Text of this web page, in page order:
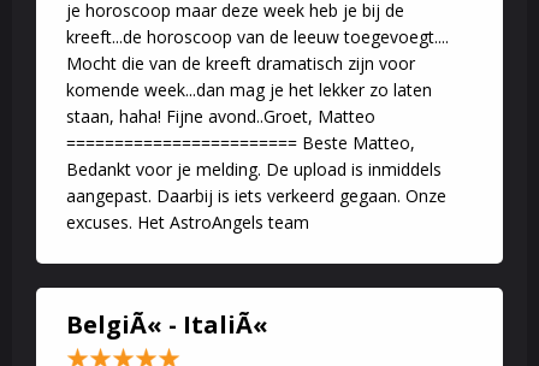
je horoscoop maar deze week heb je bij de
kreeft...de horoscoop van de leeuw toegevoegt....
Mocht die van de kreeft dramatisch zijn voor
komende week...dan mag je het lekker zo laten
staan, haha! Fijne avond..Groet, Matteo
======================== Beste Matteo,
Bedankt voor je melding. De upload is inmiddels
aangepast. Daarbij is iets verkeerd gegaan. Onze
excuses. Het AstroAngels team
BelgiÃ« - ItaliÃ«